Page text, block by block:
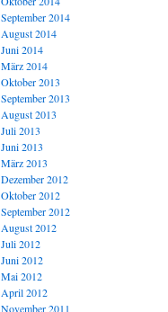
September 2014
August 2014
Juni 2014
März 2014
Oktober 2013
September 2013
August 2013
Juli 2013
Juni 2013
März 2013
Dezember 2012
Oktober 2012
September 2012
August 2012
Juli 2012
Juni 2012
Mai 2012
April 2012
November 2011